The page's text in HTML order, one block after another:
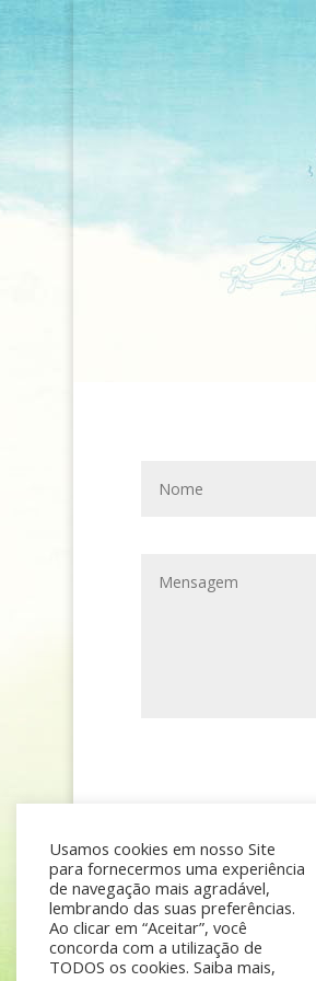
®Mãe de Menino| ©
Usamos cookies em nosso Site
para fornecermos uma experiência
de navegação mais agradável,
lembrando das suas preferências.
Ao clicar em “Aceitar”, você
concorda com a utilização de
TODOS os cookies. Saiba mais,